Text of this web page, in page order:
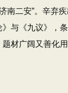
南二安”。辛
与《九议》，
材广阔又善化